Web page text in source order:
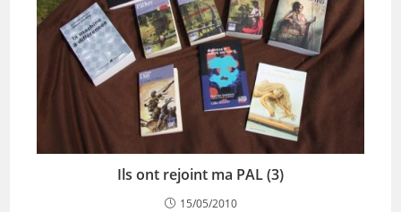
Ils ont rejoint ma PAL (3)
15/05/2010